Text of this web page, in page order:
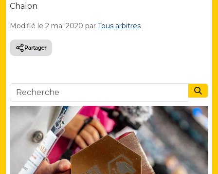
Chalon
Modifié le 2 mai 2020 par Tous arbitres
Partager